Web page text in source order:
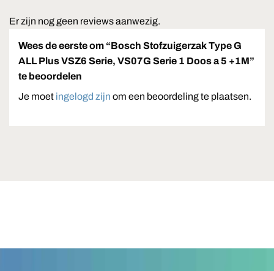
Er zijn nog geen reviews aanwezig.
Wees de eerste om “Bosch Stofzuigerzak Type G
ALL Plus VSZ6 Serie, VS07G Serie 1 Doos a 5 +1M”
te beoordelen
Je moet ingelogd zijn om een beoordeling te plaatsen.